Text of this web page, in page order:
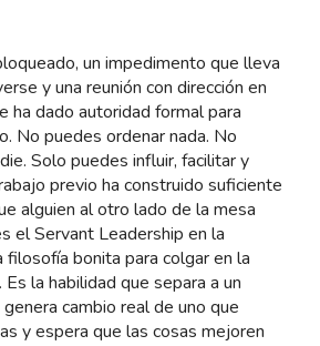
un impedimento que lleva
y una reunión con dirección en
ha dado autoridad formal para
No puedes ordenar nada. No
Solo puedes influir, facilitar y
previo ha construido suficiente
alguien al otro lado de la mesa
el Servant Leadership en la
filosofía bonita para colgar en la
la habilidad que separa a un
cambio real de uno que
y espera que las cosas mejoren